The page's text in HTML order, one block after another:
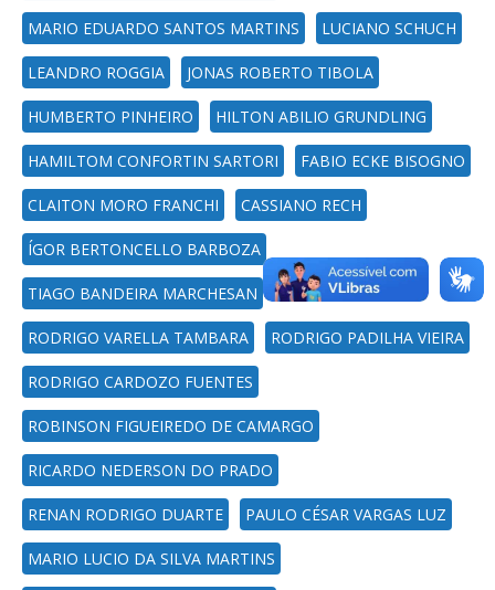
MARIO EDUARDO SANTOS MARTINS LUCIANO SCHUCH
LEANDRO ROGGIA JONAS ROBERTO TIBOLA
HUMBERTO PINHEIRO HILTON ABILIO GRUNDLING
HAMILTOM CONFORTIN SARTORI FABIO ECKE BISOGNO
CLAITON MORO FRANCHI CASSIANO RECH
ÍGOR BERTONCELLO BARBOZA
TIAGO BANDEIRA MARCHESAN
RODRIGO VARELLA TAMBARA RODRIGO PADILHA VIEIRA
RODRIGO CARDOZO FUENTES
ROBINSON FIGUEIREDO DE CAMARGO
RICARDO NEDERSON DO PRADO
RENAN RODRIGO DUARTE PAULO CÉSAR VARGAS LUZ
MARIO LUCIO DA SILVA MARTINS